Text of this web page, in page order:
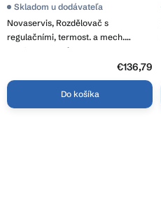
Novaservis, Rozdělovač s
regulačními, termost. a mech.
ventily 5 okruhů, RZ05S
Skladom u dodávateľa
€136,79
Do košíka